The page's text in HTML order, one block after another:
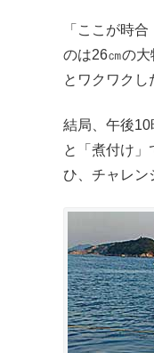
「ここが時
のは26㎝の大
とワクワク
結局、午後10
と「煮付け
ひ、チャレン